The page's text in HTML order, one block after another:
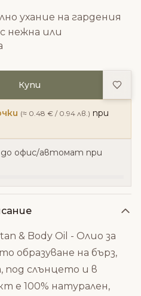
ухание на гардения
нежна или
Купи
(≈ 0.48 € / 0.94 лв.) при
офис/автомат при
& Body Oil - Олио за
образуване на бърз,
под слънцето и в
е 100% натурален,